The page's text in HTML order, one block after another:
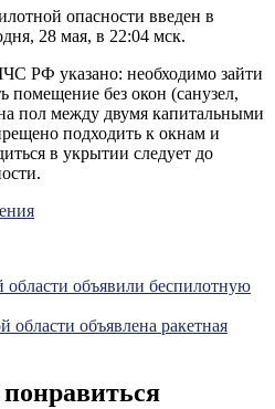
опасности введен в
28 мая, в 22:04 мск.
РФ указано: необходимо зайти
помещение без окон (санузел,
пол между двумя капитальными
подходить к окнам и
в укрытии следует до
области объявили беспилотную
области объявлена ракетная